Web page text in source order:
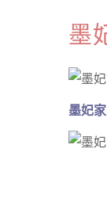
墨
墨妃家